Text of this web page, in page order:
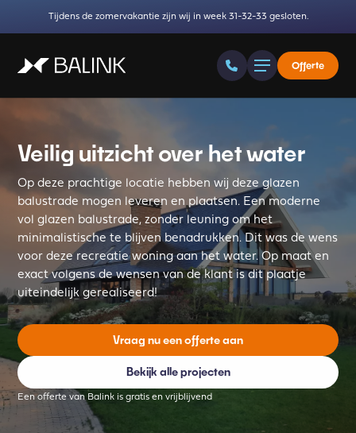
Tijdens de zomervakantie zijn wij in week 31-32-33 gesloten.
Offerte
Veilig uitzicht over het water
Op deze prachtige locatie hebben wij deze glazen
balustrade mogen leveren en plaatsen. Een moderne
vol glazen balustrade, zonder leuning om het
minimalistische te blijven benadrukken. Dit was de wens
voor deze recreatie woning aan het water. Op maat en
exact volgens de wensen van de klant is dit plaatje
uiteindelijk gerealiseerd!
Vraag nu een offerte aan
Bekijk alle projecten
Een offerte van Balink is gratis en vrijblijvend